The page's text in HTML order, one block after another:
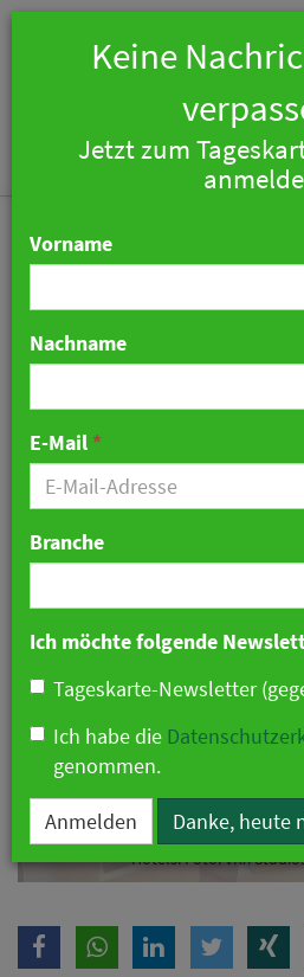
Proark
operative
ehemaligen
Proark übernimmt operative Leitung
Hotels. Foto: VRX
Keine
Jetzt zum
Vorname
Nachname
E-Mail *
Branche
Ich möchte folgende
Tageskarte-Newsletter
Ich habe die
genommen.
Anmelden Danke, heute